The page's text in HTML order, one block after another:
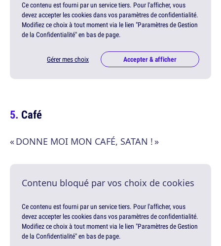
Ce contenu est fourni par un service tiers. Pour l'afficher, vous
devez accepter les cookies dans vos paramètres de confidentialité.
Modifiez ce choix à tout moment via le lien "Paramètres de Gestion
de la Confidentialité" en bas de page.
Gérer mes choix Accepter & afficher
Café
« DONNE MOI MON CAFÉ, SATAN ! »
Contenu bloqué par vos choix de cookies
Ce contenu est fourni par un service tiers. Pour l'afficher, vous
devez accepter les cookies dans vos paramètres de confidentialité.
Modifiez ce choix à tout moment via le lien "Paramètres de Gestion
de la Confidentialité" en bas de page.